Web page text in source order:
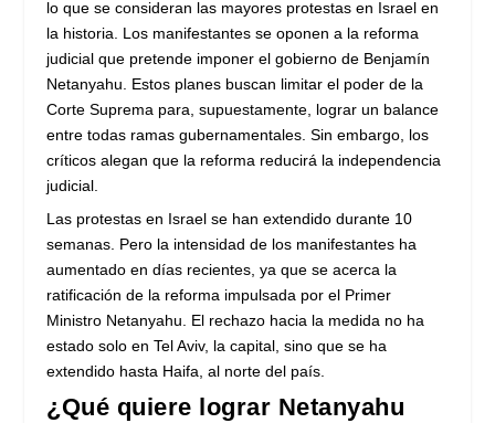
lo que se consideran las mayores protestas en Israel en
la historia. Los manifestantes se oponen a la reforma
judicial que pretende imponer el gobierno de Benjamín
Netanyahu. Estos planes buscan limitar el poder de la
Corte Suprema para, supuestamente, lograr un balance
entre todas ramas gubernamentales. Sin embargo, los
críticos alegan que la reforma reducirá la independencia
judicial.
Las protestas en Israel se han extendido durante 10
semanas. Pero la intensidad de los manifestantes ha
aumentado en días recientes, ya que se acerca la
ratificación de la reforma impulsada por el Primer
Ministro Netanyahu. El rechazo hacia la medida no ha
estado solo en Tel Aviv, la capital, sino que se ha
extendido hasta Haifa, al norte del país.
¿Qué quiere lograr Netanyahu